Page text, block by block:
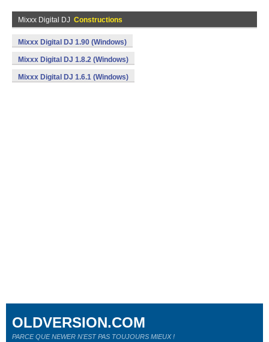
Mixxx Digital DJ Constructions
Mixxx Digital DJ 1.90 (Windows)
Mixxx Digital DJ 1.8.2 (Windows)
Mixxx Digital DJ 1.6.1 (Windows)
OLDVERSION.COM
PARCE QUE NEWER N'EST PAS TOUJOURS MIEUX !